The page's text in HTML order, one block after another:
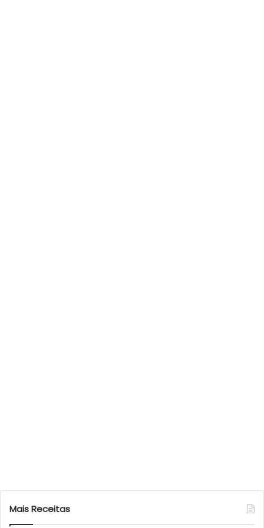
Mais Receitas